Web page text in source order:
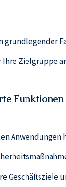
Zielgruppe
Funktionen
Anwendungen